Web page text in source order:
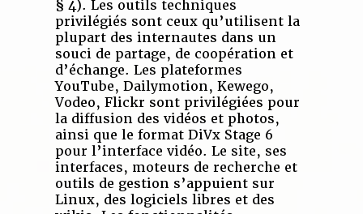
§ 4). Les outils techniques
privilégiés sont ceux qu’utilisent la
plupart des internautes dans un
souci de partage, de coopération et
d’échange. Les plateformes
YouTube, Dailymotion, Kewego,
Vodeo, Flickr sont privilégiées pour
la diffusion des vidéos et photos,
ainsi que le format DiVx Stage 6
pour l’interface vidéo. Le site, ses
interfaces, moteurs de recherche et
outils de gestion s’appuient sur
Linux, des logiciels libres et des